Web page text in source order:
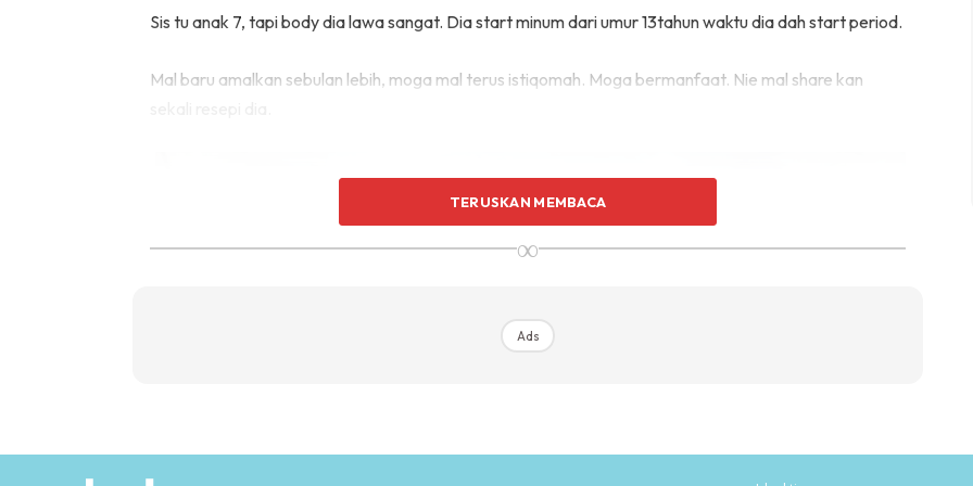
Sis tu anak 7, tapi body dia lawa sangat. Dia start minum dari umur 13tahun waktu dia dah start period.
Mal baru amalkan sebulan lebih, moga mal terus istiqomah. Moga bermanfaat. Nie mal share kan
TERUSKAN MEMBACA
∞
Ads